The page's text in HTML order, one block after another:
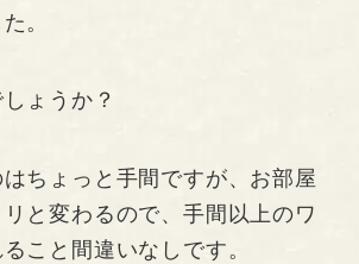
。
ょうか？
ちょっと手間ですが、お部屋
と変わるので、手間以上のワ
こと間違いなしです。